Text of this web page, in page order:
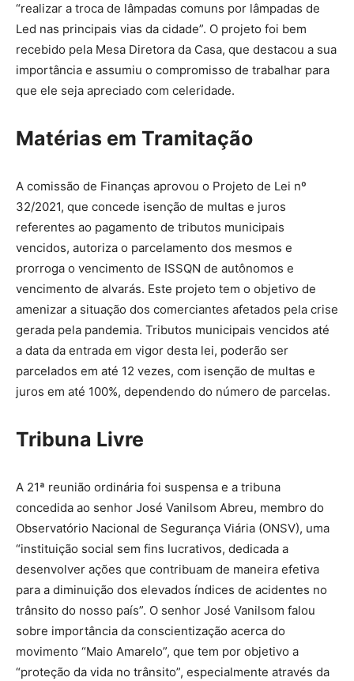
“realizar a troca de lâmpadas comuns por lâmpadas de
Led nas principais vias da cidade”. O projeto foi bem
recebido pela Mesa Diretora da Casa, que destacou a sua
importância e assumiu o compromisso de trabalhar para
que ele seja apreciado com celeridade.
Matérias em Tramitação
A comissão de Finanças aprovou o Projeto de Lei nº
32/2021, que concede isenção de multas e juros
referentes ao pagamento de tributos municipais
vencidos, autoriza o parcelamento dos mesmos e
prorroga o vencimento de ISSQN de autônomos e
vencimento de alvarás. Este projeto tem o objetivo de
amenizar a situação dos comerciantes afetados pela crise
gerada pela pandemia. Tributos municipais vencidos até
a data da entrada em vigor desta lei, poderão ser
parcelados em até 12 vezes, com isenção de multas e
juros em até 100%, dependendo do número de parcelas.
Tribuna Livre
A 21ª reunião ordinária foi suspensa e a tribuna
concedida ao senhor José Vanilsom Abreu, membro do
Observatório Nacional de Segurança Viária (ONSV), uma
“instituição social sem fins lucrativos, dedicada a
desenvolver ações que contribuam de maneira efetiva
para a diminuição dos elevados índices de acidentes no
trânsito do nosso país”. O senhor José Vanilsom falou
sobre importância da conscientização acerca do
movimento “Maio Amarelo”, que tem por objetivo a
“proteção da vida no trânsito”, especialmente através da